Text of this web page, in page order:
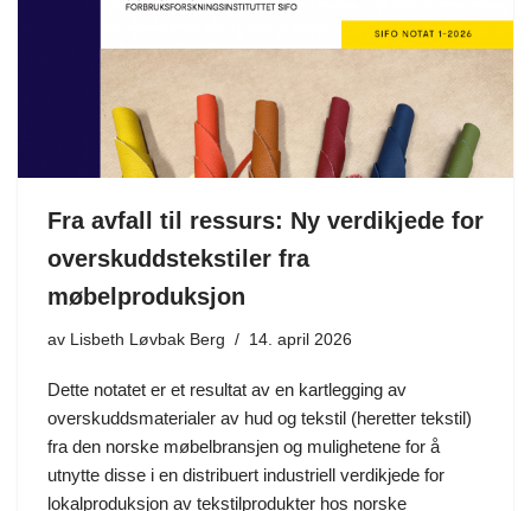
Fra avfall til ressurs: Ny verdikjede for
overskuddstekstiler fra
møbelproduksjon
av Lisbeth Løvbak Berg 14. april 2026
Dette notatet er et resultat av en kartlegging av
overskuddsmaterialer av hud og tekstil (heretter tekstil)
fra den norske møbelbransjen og mulighetene for å
utnytte disse i en distribuert industriell verdikjede for
lokalproduksjon av tekstilprodukter hos norske